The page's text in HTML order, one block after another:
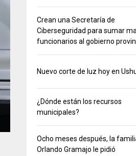
Crean una Secretaría de
Ciberseguridad para sumar
funcionarios al gobierno
Nuevo corte de luz hoy en
¿Dónde están los recursos
municipales?
Ocho meses después, la
Orlando Gramajo le pidió